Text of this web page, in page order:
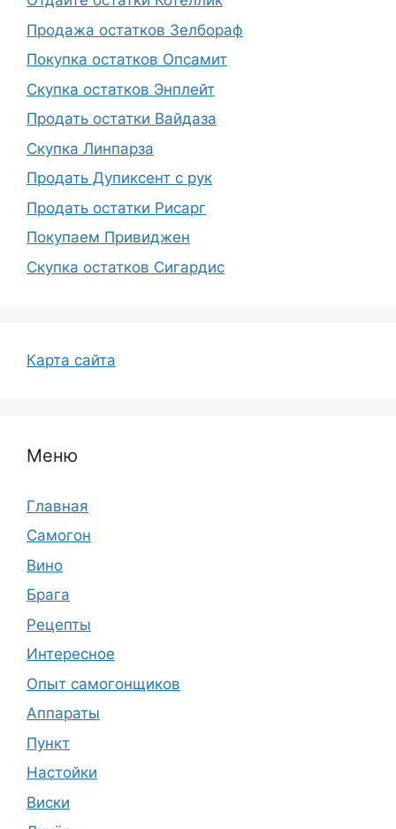
Продажа остатков Зелбораф
Покупка остатков Опсамит
Скупка остатков Энплейт
Продать остатки Вайдаза
Скупка Линпарза
Продать Дупиксент с рук
Продать остатки Рисарг
Покупаем Привиджен
Скупка остатков Сигардис
Карта сайта
Меню
Главная
Самогон
Вино
Брага
Рецепты
Интересное
Опыт самогонщиков
Аппараты
Пункт
Настойки
Виски